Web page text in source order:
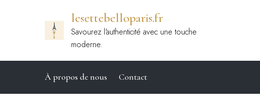
lesettebelloparis.fr
Savourez l'authenticité avec une touche
moderne.
À propos de nous Contact